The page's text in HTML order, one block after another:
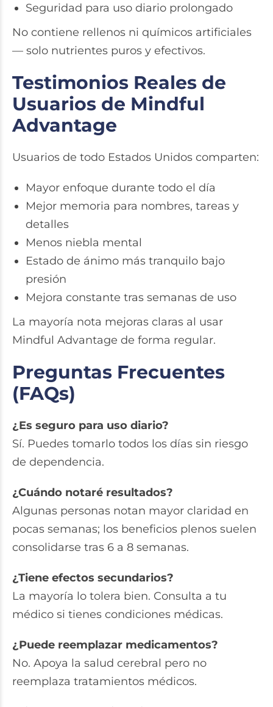
Seguridad para uso diario prolongado
No contiene rellenos ni químicos artificiales
— solo nutrientes puros y efectivos.
Testimonios Reales de
Usuarios de Mindful
Advantage
Usuarios de todo Estados Unidos comparten:
Mayor enfoque durante todo el día
Mejor memoria para nombres, tareas y
detalles
Menos niebla mental
Estado de ánimo más tranquilo bajo
presión
Mejora constante tras semanas de uso
La mayoría nota mejoras claras al usar
Mindful Advantage de forma regular.
Preguntas Frecuentes
(FAQs)
¿Es seguro para uso diario?
Sí. Puedes tomarlo todos los días sin riesgo
de dependencia.
¿Cuándo notaré resultados?
Algunas personas notan mayor claridad en
pocas semanas; los beneficios plenos suelen
consolidarse tras 6 a 8 semanas.
¿Tiene efectos secundarios?
La mayoría lo tolera bien. Consulta a tu
médico si tienes condiciones médicas.
¿Puede reemplazar medicamentos?
No. Apoya la salud cerebral pero no
reemplaza tratamientos médicos.